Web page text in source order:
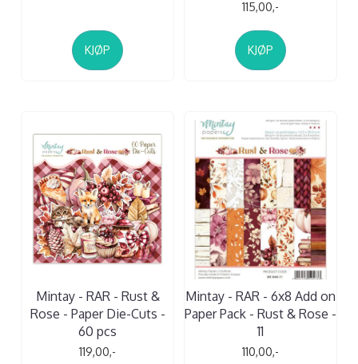
KJØP
115,00,-
KJØP
Mintay - RAR - Rust &
Rose - Paper Die-Cuts -
60 pcs
119,00,-
Mintay - RAR - 6x8 Add on
Paper Pack - Rust & Rose -
11
110,00,-